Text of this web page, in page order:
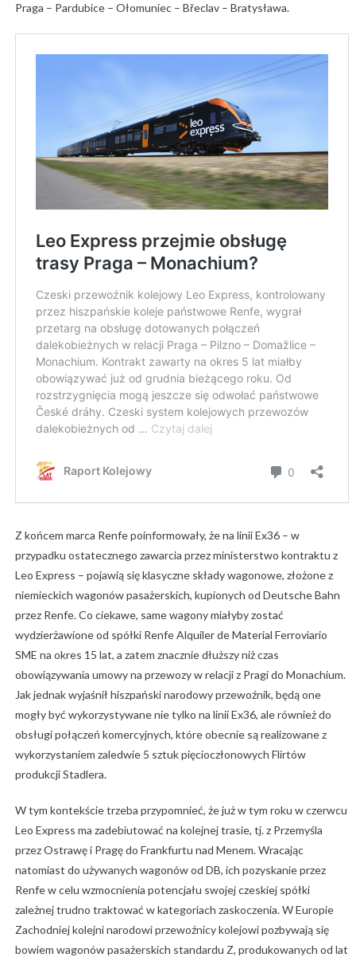
Praga – Pardubice – Ołomuniec – Břeclav – Bratysława.
Z końcem marca Renfe poinformowały, że na linii Ex36 – w
przypadku ostatecznego zawarcia przez ministerstwo kontraktu z
Leo Express – pojawią się klasyczne składy wagonowe, złożone z
niemieckich wagonów pasażerskich, kupionych od Deutsche Bahn
przez Renfe. Co ciekawe, same wagony miałyby zostać
wydzierżawione od spółki Renfe Alquiler de Material Ferroviario
SME na okres 15 lat, a zatem znacznie dłuższy niż czas
obowiązywania umowy na przewozy w relacji z Pragi do Monachium.
Jak jednak wyjaśnił hiszpański narodowy przewoźnik, będą one
mogły być wykorzystywane nie tylko na linii Ex36, ale również do
obsługi połączeń komercyjnych, które obecnie są realizowane z
wykorzystaniem zaledwie 5 sztuk pięcioczłonowych Flirtów
produkcji Stadlera.
W tym kontekście trzeba przypomnieć, że już w tym roku w czerwcu
Leo Express ma zadebiutować na kolejnej trasie, tj. z Przemyśla
przez Ostrawę i Pragę do Frankfurtu nad Menem. Wracając
natomiast do używanych wagonów od DB, ich pozyskanie przez
Renfe w celu wzmocnienia potencjału swojej czeskiej spółki
zależnej trudno traktować w kategoriach zaskoczenia. W Europie
Zachodniej kolejni narodowi przewoźnicy kolejowi pozbywają się
bowiem wagonów pasażerskich standardu Z, produkowanych od lat